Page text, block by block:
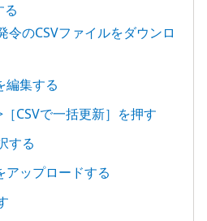
る
令のCSVファイルをダウンロ
編集する
CSVで一括更新］を押す
する
アップロードする